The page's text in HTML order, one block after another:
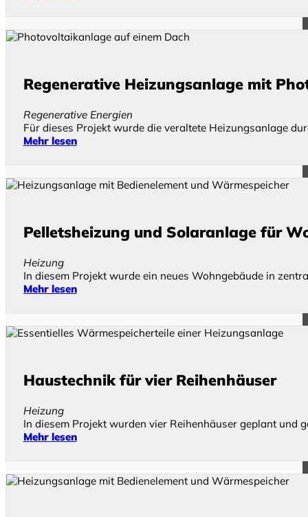
Regenerative Heizungsanlage mit
Regenerative Energien
Für dieses Projekt wurde die veraltete Heizungsanlage
Mehr lesen
Pelletsheizung und Solaranlage für
Heizung
In diesem Projekt wurde ein neues Wohngebäude in
Mehr lesen
Haustechnik für vier Reihenhäuser
Heizung
In diesem Projekt wurden vier Reihenhäuser geplant und
Mehr lesen